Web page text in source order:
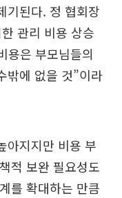
기된다. 정 협회장
관리 비용 상승
용은 부모님들의
밖에 없을 것”이라
아지지만 비용 부
적 보완 필요성도
를 확대하는 만큼